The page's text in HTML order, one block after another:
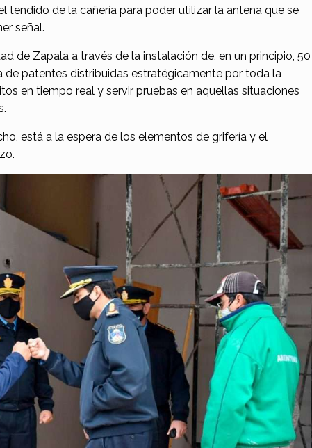
tendido de la cañería para poder utilizar la antena que se
señal.
de Zapala a través de la instalación de, en un principio, 50
patentes distribuidas estratégicamente por toda la
en tiempo real y servir pruebas en aquellas situaciones
está a la espera de los elementos de grifería y el